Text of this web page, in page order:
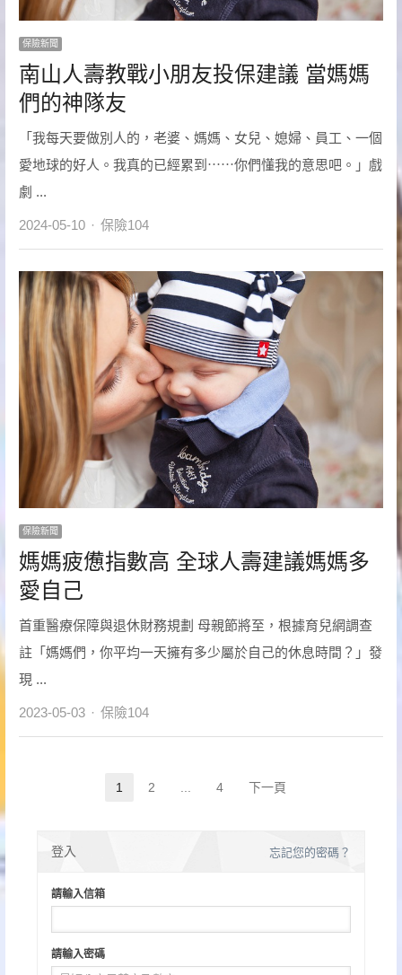
保險新聞
南山人壽教戰小朋友投保建議 當媽媽
們的神隊友
「我每天要做別人的，老婆、媽媽、女兒、媳婦、員工、一個
愛地球的好人。我真的已經累到⋯⋯你們懂我的意思吧。」戲
劇 ...
2024-05-10 Author
保險104
保險新聞
媽媽疲憊指數高 全球人壽建議媽媽多
愛自己
首重醫療保障與退休財務規劃 母親節將至，根據育兒網調查
註「媽媽們，你平均一天擁有多少屬於自己的休息時間？」發
現 ...
2023-05-03 Author
保險104
Page
1 Page
2 Page
4 下一頁
登入 忘記您的密碼？
請輸入信箱
請輸入密碼